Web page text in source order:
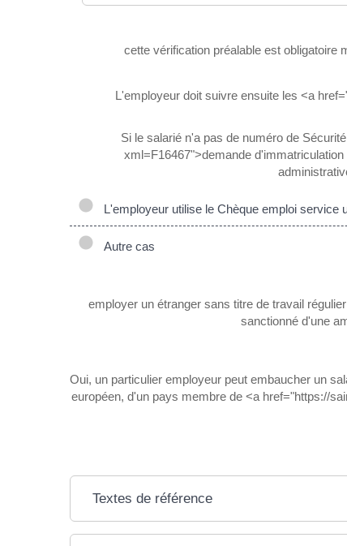
cette vérification préalable est obligatoire
L'employeur doit suivre ensuite les <a
Si le salarié n'a pas de numéro de
xml=F16467">demande
L'employeur utilise le Chèque emploi service
Autre cas
employer un étranger sans titre de travail
sanctionné d'une
Oui, un particulier employeur peut embaucher un
européen, d'un pays membre de <a href="https://
Textes de référence